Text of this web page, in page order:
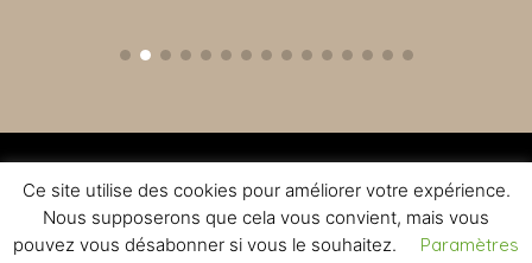
2015 - 2022 © TOUS DROITS RÉSERVÉS - CRÉATION NOMADINDESIGN -
CGV- MENTIONS LÉGALES
L'ABUS D'ALCOOL EST DANGEREUX A LA SANTE - A CONSOMMER AVEC
MODERATION
Ce site utilise des cookies pour améliorer votre expérience.
Nous supposerons que cela vous convient, mais vous
pouvez vous désabonner si vous le souhaitez.
Paramètres